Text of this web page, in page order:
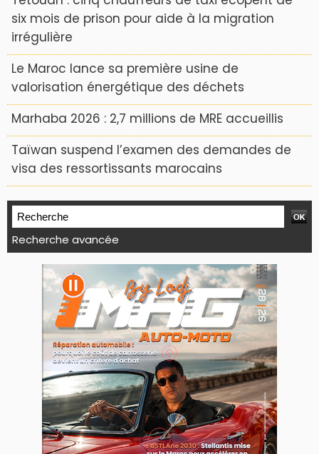
six mois de prison pour aide à la migration
irrégulière
Le Maroc lance sa première usine de
valorisation énergétique des déchets
Marhaba 2026 : 2,7 millions de MRE accueillis
Taïwan suspend l’examen des demandes de
visa des ressortissants marocains
Recherche avancée
WEB TV LODJ24 : Youtube, kick et twitch
Plein écran